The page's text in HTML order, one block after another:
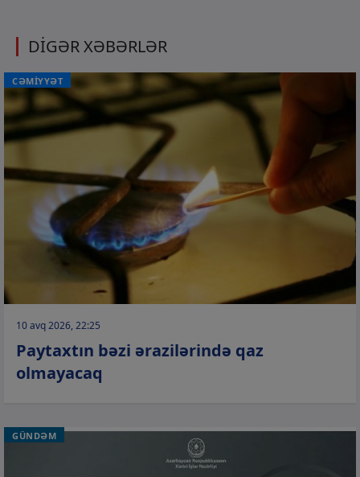
DİGƏR XƏBƏRLƏR
CƏMİYYƏT
10 avq 2026, 22:25
Paytaxtın bəzi ərazilərində qaz
olmayacaq
GÜNDƏM